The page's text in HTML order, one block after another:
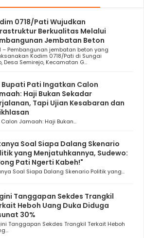
0718/Pati Wujudkan
Berkualitas Melalui
Jembatan Beton
– Pembangunan jembatan beton yang
Kodim 0718/Pati di Sungai
Desa Semirejo, Kecamatan G...
Bupati Pati Ingatkan Calon
Haji Bukan Sekadar
Tapi Ujian Kesabaran dan
Jamaah: Haji Bukan...
Soal Siapa Dalang Skenario
yang Menjatuhkannya, Sudewo:
Pati Ngerti Kabeh!"
Soal Siapa Dalang Skenario Politik yang...
Tanggapan Sekdes Trangkil
Heboh Uang Duka Diduga
30%
Tanggapan Sekdes Trangkil Terkait Heboh